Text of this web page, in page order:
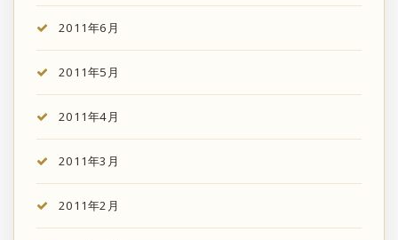
2011年6月
2011年5月
2011年4月
2011年3月
2011年2月